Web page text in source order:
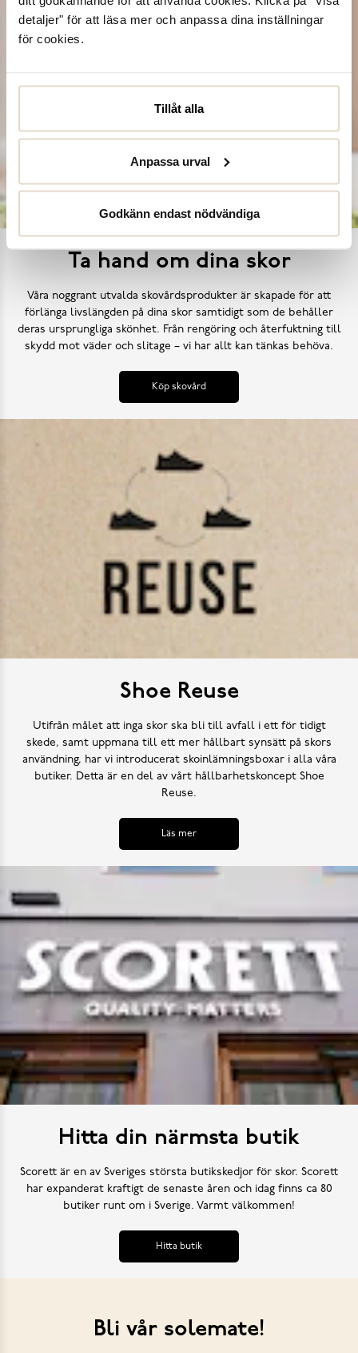
detaljer" för att läsa mer och anpassa dina inställningar
för cookies.
Tillåt alla
Anpassa urval
Godkänn endast nödvändiga
Ta hand om dina skor
Våra noggrant utvalda skovårdsprodukter är skapade för att
förlänga livslängden på dina skor samtidigt som de behåller
deras ursprungliga skönhet. Från rengöring och återfuktning till
skydd mot väder och slitage – vi har allt kan tänkas behöva.
Köp skovård
Shoe Reuse
Utifrån målet att inga skor ska bli till avfall i ett för tidigt
skede, samt uppmana till ett mer hållbart synsätt på skors
användning, har vi introducerat skoinlämningsboxar i alla våra
butiker. Detta är en del av vårt hållbarhetskoncept Shoe
Reuse.
Läs mer
Hitta din närmsta butik
Scorett är en av Sveriges största butikskedjor för skor. Scorett
har expanderat kraftigt de senaste åren och idag finns ca 80
butiker runt om i Sverige. Varmt välkommen!
Hitta butik
Bli vår solemate!